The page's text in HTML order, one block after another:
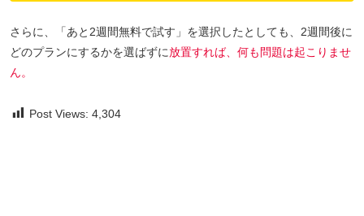
さらに、「あと2週間無料で試す」を選択したとしても、2週間後に
どのプランにするかを選ばずに放置すれば、何も問題は起こりませ
ん。
Post Views: 4,304